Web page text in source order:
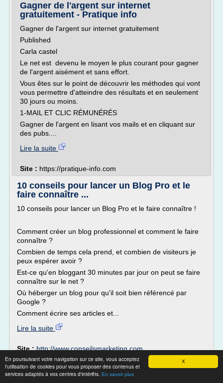
X
En poursuivant votre navigation sur ce site, vous acceptez
l'utilisation de cookies pour vous proposer des contenus et
services adaptés à vos centres d'intérêts. En savoir plus
Gagner de l'argent sur internet
gratuitement - Pratique info
Gagner de l'argent sur internet gratuitement
Published
Carla castel
Le net est devenu le moyen le plus courant pour gagner
de l'argent aisément et sans effort.
Vous êtes sur le point de découvrir les méthodes qui vont
vous permettre d'atteindre des résultats et en seulement
30 jours ou moins.
1-MAIL ET CLIC RÉMUNÉRÉS
Gagner de l'argent en lisant vos mails et en cliquant sur
des pubs....
Lire la suite
Site : https://pratique-info.com
10 conseils pour lancer un Blog Pro et le
faire connaître ...
10 conseils pour lancer un Blog Pro et le faire connaître !
Comment créer un blog professionnel et comment le faire
connaître ?
Combien de temps cela prend, et combien de visiteurs je
peux espérer avoir ?
Est-ce qu'en bloggant 30 minutes par jour on peut se faire
connaître sur le net ?
Où héberger un blog pour qu'il soit bien référencé par
Google ?
Comment écrire ses articles et...
Lire la suite
Site :http://www.conseilsmarketing.com
Comment Gagner de l'argent avec Google |
Buziness 24